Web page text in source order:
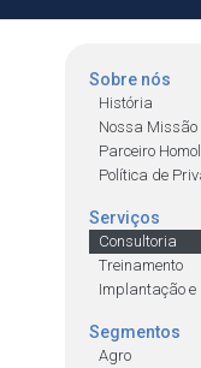
Sobre nós
História
Nossa Missão
Parceiro
Política de
Serviços
Consultoria
Treinamento
Implantação
Segmentos
Agro